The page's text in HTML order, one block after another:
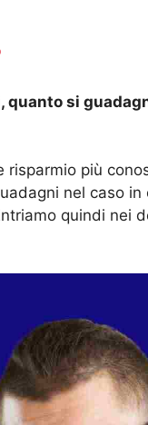
si
più
nel caso in
quindi nei